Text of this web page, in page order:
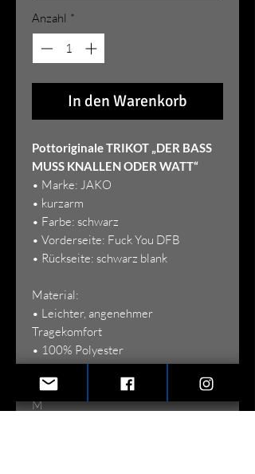
Anzahl *
In den Warenkorb
Pottoriginale TRIKOT „DER BASS
MUSS KNALLEN ODER WATT“
• Marke: JAKO
• kurzarm
• Farbe: schwarz
• Vorderseite: Fuck You DFB
• Rückseite: schwarz blank
Material:
• Leichter, angenehmer
Tragekomfort
• 100% Polyester
Größen:
M